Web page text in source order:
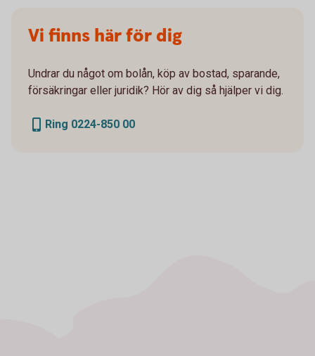
Vi finns här för dig
Undrar du något om bolån, köp av bostad, sparande,
försäkringar eller juridik? Hör av dig så hjälper vi dig.
Ring 0224-850 00